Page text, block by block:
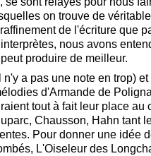
on trouve de
de l'écriture que
nous avons
produire de meilleur.
a pas une note en trop)
d'Armande de
tout à fait leur place au
Chausson, Hahn tant
Pour donner une idée
L'Oiseleur des